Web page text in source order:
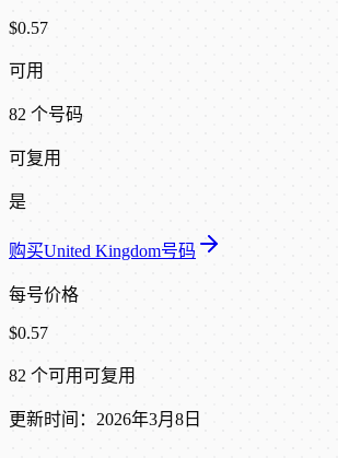
$0.57
可用
82 个号码
可复用
是
购买United Kingdom号码
每号价格
$0.57
82 个可用可复用
更新时间：2026年3月8日